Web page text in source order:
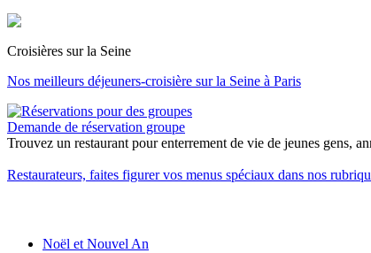
Croisières sur la Seine
Nos meilleurs déjeuners-croisière sur la Seine à Paris
Demande de réservation groupe
Trouvez un restaurant pour enterrement de vie de jeunes gens,
Restaurateurs, faites figurer vos menus spéciaux dans nos
Noël et Nouvel An